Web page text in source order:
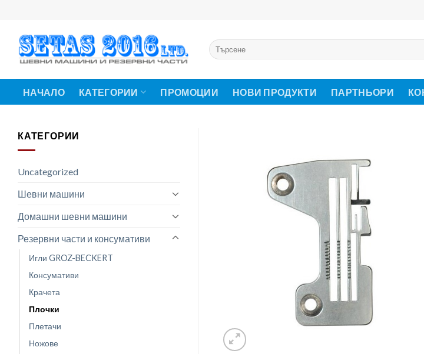
content
Търсене
за:
НАЧАЛО КАТЕГОРИИ ПРОМОЦИИ НОВИ ПРОДУКТИ ПАРТНЬОРИ
КАТЕГОРИИ
Uncategorized
Шевни машини
Домашни шевни машини
Резервни части и консумативи
Игли GROZ-BECKERT
Консумативи
Крачета
Плочки
Плетачи
Ножове